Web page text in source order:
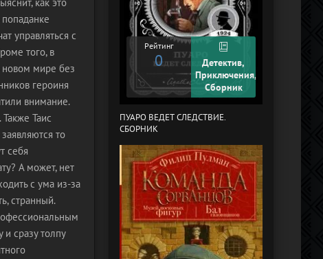
управляться с
того, в
новом мире без
героиня
внимание.
Таис
то
себя
А может, нет
с ума из-за
странный.
сразу толпу
Рейтинг
0
Детектив,
Приключения,
Сборник
ПУАРО ВЕДЕТ СЛЕДСТВИЕ.
СБОРНИК